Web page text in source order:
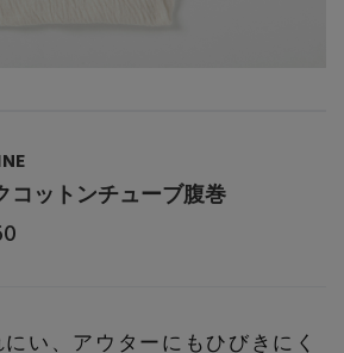
inthe Loop
コットンチューブ腹巻
い、アウターにもひびきにく